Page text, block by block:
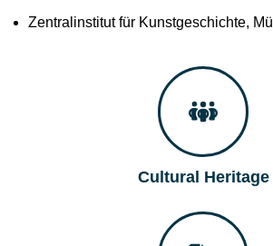
Zentralinstitut für Kunstgeschichte,
Cultural Heritage